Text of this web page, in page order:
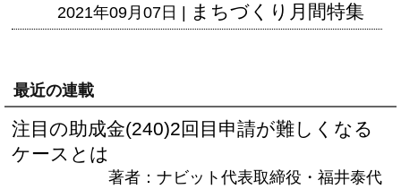
2021年09月07日 | まちづくり月間特集
最近の連載
注目の助成金(240)2回目申請が難しくなる
ケースとは
著者：ナビット代表取締役・福井泰代